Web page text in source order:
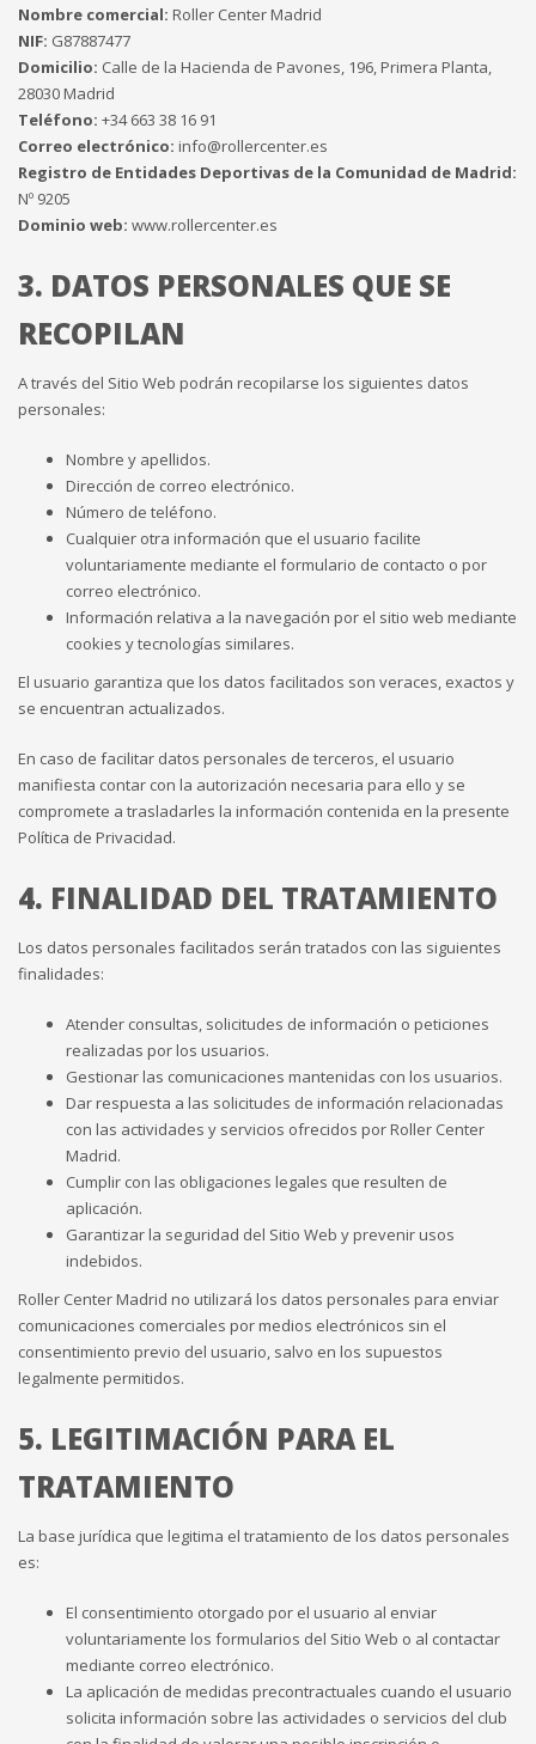
Nombre comercial: Roller Center Madrid
NIF: G87887477
Domicilio: Calle de la Hacienda de Pavones, 196, Primera Planta,
28030 Madrid
Teléfono: +34 663 38 16 91
Correo electrónico: info@rollercenter.es
Registro de Entidades Deportivas de la Comunidad de Madrid:
Nº 9205
Dominio web: www.rollercenter.es
3. DATOS PERSONALES QUE SE
RECOPILAN
A través del Sitio Web podrán recopilarse los siguientes datos
personales:
Nombre y apellidos.
Dirección de correo electrónico.
Número de teléfono.
Cualquier otra información que el usuario facilite
voluntariamente mediante el formulario de contacto o por
correo electrónico.
Información relativa a la navegación por el sitio web mediante
cookies y tecnologías similares.
El usuario garantiza que los datos facilitados son veraces, exactos y
se encuentran actualizados.
En caso de facilitar datos personales de terceros, el usuario
manifiesta contar con la autorización necesaria para ello y se
compromete a trasladarles la información contenida en la presente
Política de Privacidad.
4. FINALIDAD DEL TRATAMIENTO
Los datos personales facilitados serán tratados con las siguientes
finalidades:
Atender consultas, solicitudes de información o peticiones
realizadas por los usuarios.
Gestionar las comunicaciones mantenidas con los usuarios.
Dar respuesta a las solicitudes de información relacionadas
con las actividades y servicios ofrecidos por Roller Center
Madrid.
Cumplir con las obligaciones legales que resulten de
aplicación.
Garantizar la seguridad del Sitio Web y prevenir usos
indebidos.
Roller Center Madrid no utilizará los datos personales para enviar
comunicaciones comerciales por medios electrónicos sin el
consentimiento previo del usuario, salvo en los supuestos
legalmente permitidos.
5. LEGITIMACIÓN PARA EL
TRATAMIENTO
La base jurídica que legitima el tratamiento de los datos personales
es:
El consentimiento otorgado por el usuario al enviar
voluntariamente los formularios del Sitio Web o al contactar
mediante correo electrónico.
La aplicación de medidas precontractuales cuando el usuario
solicita información sobre las actividades o servicios del club